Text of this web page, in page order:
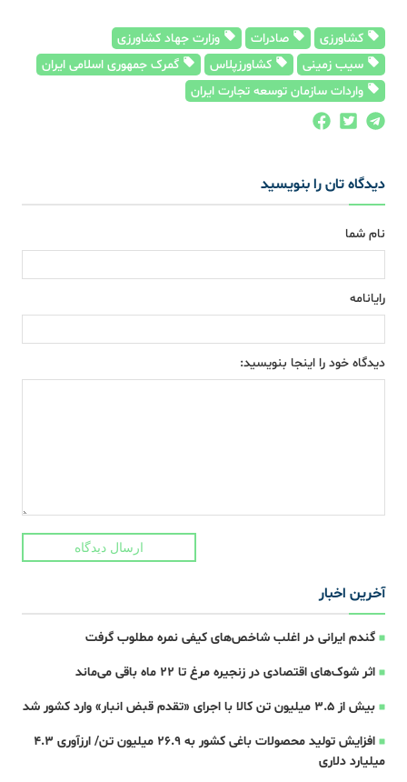
کشاورزی صادرات
وزارت جهاد کشاورزی
سیب زمینی
کشاورزپلاس
گمرک جمهوری اسلامی ایران
واردات سازمان توسعه تجارت ایران
دیدگاه تان را بنویسید
نام شما
رایانامه
دیدگاه خود را اینجا بنویسید:
ارسال دیدگاه
آخرین اخبار
گندم ایرانی در اغلب شاخص‌های کیفی نمره مطلوب گرفت
اثر شوک‌های اقتصادی در زنجیره مرغ تا 22 ماه باقی می‌ماند
بیش از ۳.۵ میلیون تن کالا با اجرای «تقدم قبض انبار» وارد کشور شد
افزایش تولید محصولات باغی کشور به ۲۶.۹ میلیون تن/ ارزآوری ۴.۳
میلیارد دلاری